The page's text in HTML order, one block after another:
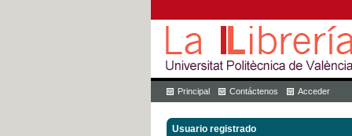
Principal Contáctenos Acceder
Usuario registrado